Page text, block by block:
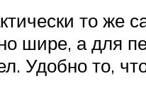
то
шире, а для
Удобно то,